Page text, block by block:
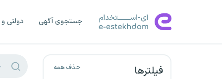
جستجوی آگهی دولتی
فیلترها حذف همه